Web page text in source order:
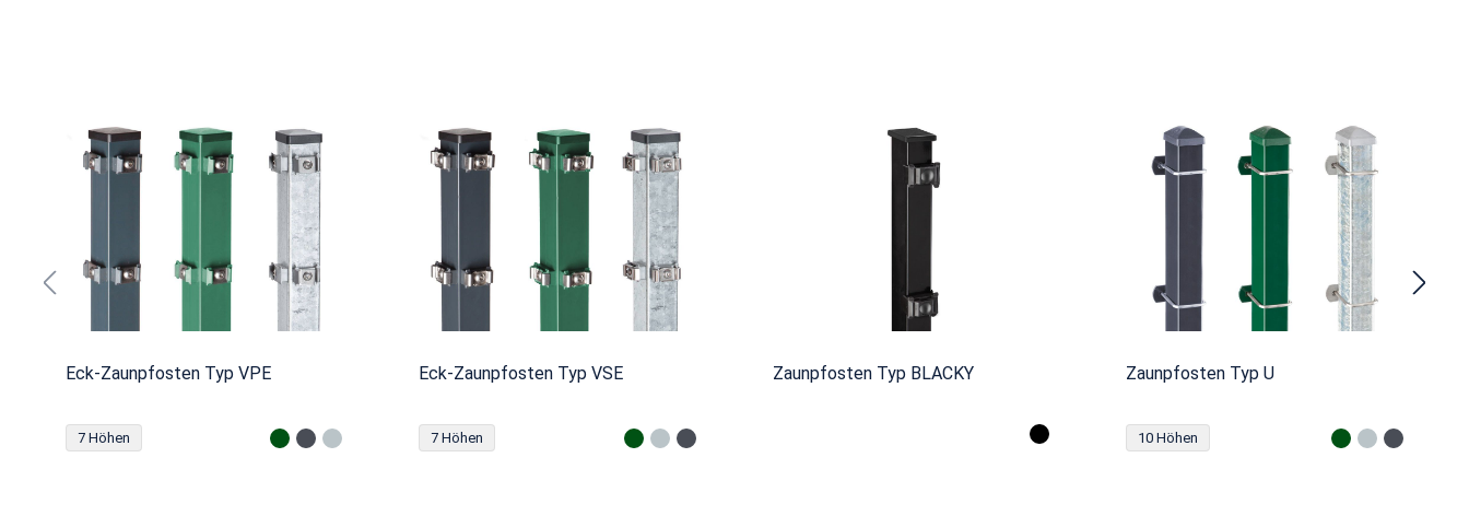
Eck-Zaunpfosten Typ VPE
7 Höhen
Eck-Zaunpfosten Typ VSE
7 Höhen
Zaunpfosten Typ BLACKY Zaunpfosten Typ U
10 Höhen